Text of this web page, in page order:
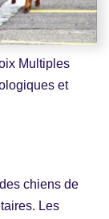
Multiples
et
chiens de
Les